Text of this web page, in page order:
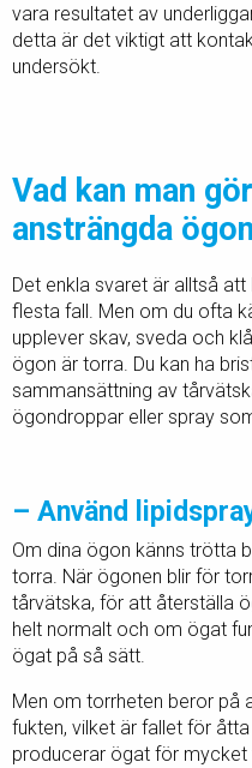
vara resultatet av
detta är det viktigt att
undersökt.
Vad kan man
ansträngda
Det enkla svaret är alltså
flesta fall. Men om du ofta
upplever skav, sveda och
ögon är torra. Du kan ha
sammansättning av
ögondroppar eller spray
– Använd
Om dina ögon känns trötta
torra. När ögonen blir för
tårvätska, för att återställa
helt normalt och om ögat
ögat på så sätt.
Men om torrheten beror på
fukten, vilket är fallet för
producerar ögat för